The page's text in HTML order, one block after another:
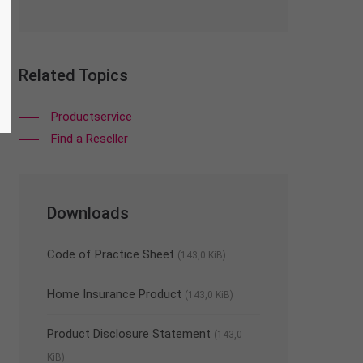
Related Topics
Productservice
Find a Reseller
Downloads
Code of Practice Sheet (143,0 KiB)
Home Insurance Product (143,0 KiB)
Product Disclosure Statement (143,0
KiB)